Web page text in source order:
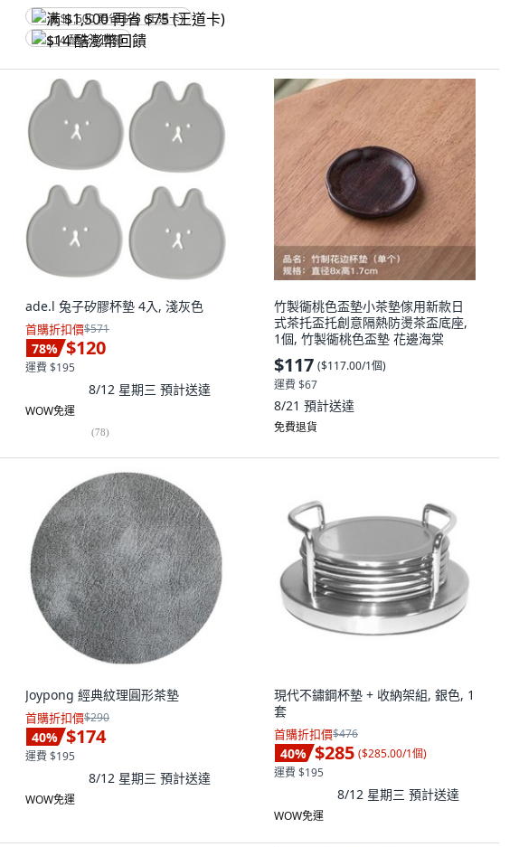
满 $1,500 再省 $75 (王道卡)
$14 酷澎幣回饋
ade.l 兔子矽膠杯墊 4入, 淺灰色
首購折扣價$571
78% $120
運費 $195
8/12 星期三 預計送達
WOW免運
(78)
竹製衚桃色盃墊小茶墊傢用新款日
式茶托盃托創意隔熱防燙茶盃底座,
1個, 竹製衚桃色盃墊 花邊海棠
$117 ($117.00/1個)
運費 $67
8/21 預計送達
免費退貨
Joypong 經典紋理圓形茶墊
首購折扣價$290
40% $174
運費 $195
8/12 星期三 預計送達
WOW免運
現代不鏽鋼杯墊 + 收納架組, 銀色, 1
套
首購折扣價$476
40% $285 ($285.00/1個)
運費 $195
8/12 星期三 預計送達
WOW免運